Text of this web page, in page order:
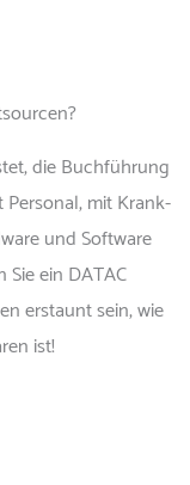
die Buchführung
mit Krank-
und Software
ein DATAC
erstaunt sein, wie
ist!